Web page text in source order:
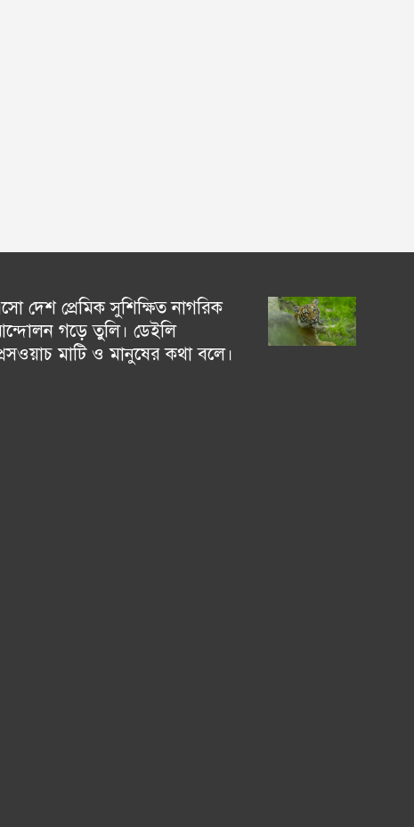
দেশ প্রেমিক সুশিক্ষিত নাগরিক
গড়ে তুলি। ডেইলি
মাটি ও মানুষের কথা বলে।